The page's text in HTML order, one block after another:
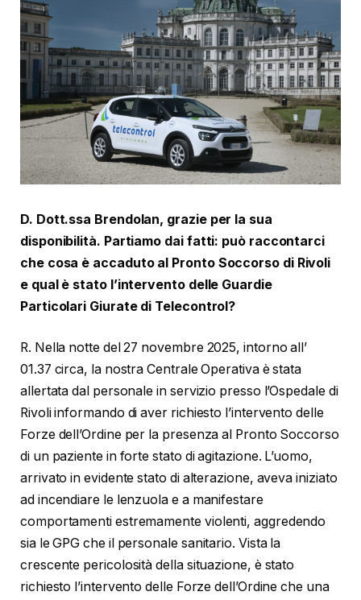
D. Dott.ssa Brendolan, grazie per la sua
disponibilità. Partiamo dai fatti: può raccontarci
che cosa è accaduto al Pronto Soccorso di Rivoli
e qual è stato l’intervento delle Guardie
Particolari Giurate di Telecontrol?
R. Nella notte del 27 novembre 2025, intorno all’
01.37 circa, la nostra Centrale Operativa è stata
allertata dal personale in servizio presso l’Ospedale di
Rivoli informando di aver richiesto l’intervento delle
Forze dell’Ordine per la presenza al Pronto Soccorso
di un paziente in forte stato di agitazione. L’uomo,
arrivato in evidente stato di alterazione, aveva iniziato
ad incendiare le lenzuola e a manifestare
comportamenti estremamente violenti, aggredendo
sia le GPG che il personale sanitario. Vista la
crescente pericolosità della situazione, è stato
richiesto l’intervento delle Forze dell’Ordine che una